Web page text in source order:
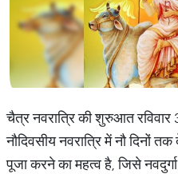
चैत्र नवरात्रि की शुरुआत रविवार
नौदिवसीय नवरात्रि में नौ दिनों
पूजा करने का महत्व है, जिसे